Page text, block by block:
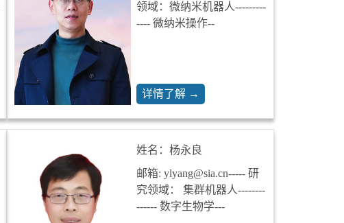
领域：微纳米机器人---------
---- 微纳米操作--
详情了解 →
姓名：杨永良
邮箱: ylyang@sia.cn----- 研
究领域： 集群机器人--------
------ 数字生物学---